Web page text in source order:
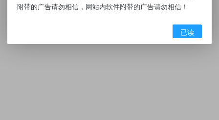
附带的广告请勿相信，网站内软件附带的广告请勿相信！
已读